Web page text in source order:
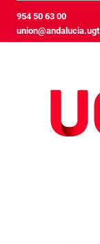
Skip to Main Content
954 50 63 00